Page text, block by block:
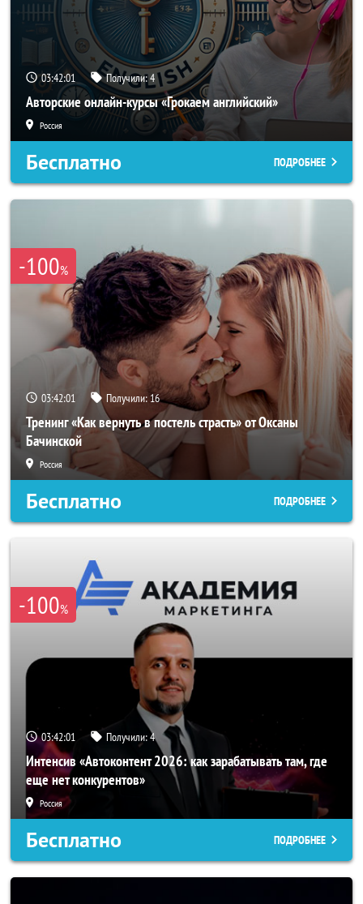
03:41:58 Получили:4
Авторские онлайн-курсы «Грокаем английский»
Россия
Бесплатно ПОДРОБНЕЕ
-100%
03:41:58 Получили: 16
Тренинг «Как вернуть в постель страсть» от Оксаны
Бачинской
Россия
Бесплатно ПОДРОБНЕЕ
-100%
03:41:58 Получили:4
Интенсив «Автоконтент 2026: как зарабатывать там, где
еще нет конкурентов»
Россия
Бесплатно ПОДРОБНЕЕ